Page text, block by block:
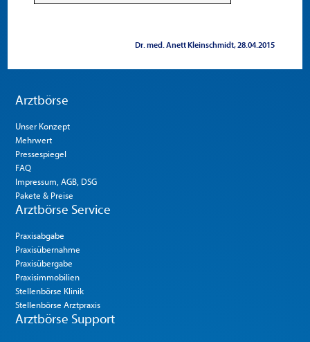
Dr. med. Anett Kleinschmidt 28.04.2015
Arztbörse
Unser Konzept
Mehrwert
Pressespiegel
FAQ
Impressum, AGB, DSG
Pakete & Preise
Arztbörse Service
Praxisabgabe
Praxisübernahme
Praxisübergabe
Praxisimmobilien
Stellenbörse Klinik
Stellenbörse Arztpraxis
Arztbörse Support